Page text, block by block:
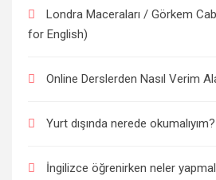
Londra Maceraları / Görkem
for English)
Online Derslerden Nasıl Verim
Yurt dışında nerede okumalıyım?
İngilizce öğrenirken neler